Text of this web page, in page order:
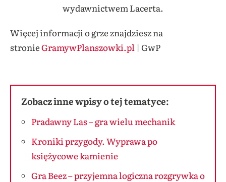
wydawnictwem Lacerta.
Więcej informacji o grze znajdziesz na
stronieGramywPlanszowki.pl | GwP
Zobacz inne wpisy o tej tematyce:
Pradawny Las – gra wielu mechanik
Kroniki przygody. Wyprawa po
księżycowe kamienie
Gra Beez – przyjemna logiczna rozgrywka o